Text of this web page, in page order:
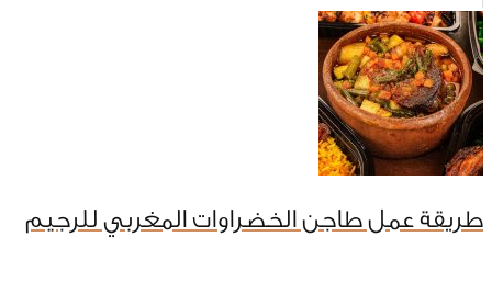
طريقة عمل طاجن الخضراوات المغربي للرجيم